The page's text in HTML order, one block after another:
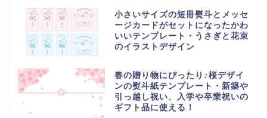
小さいサイズの短冊熨斗とメッセ
ージカードがセットになったかわ
いいテンプレート・うさぎと花束
のイラストデザイン
春の贈り物にぴったり♪桜デザイ
ンの熨斗紙テンプレート・新築や
引っ越し祝い、入学や卒業祝いの
ギフト品に使える！